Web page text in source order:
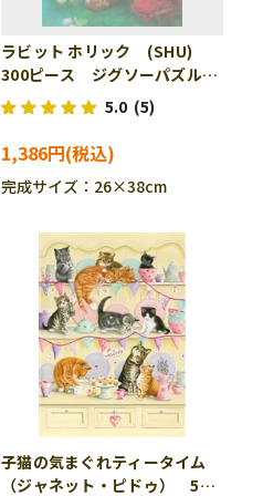
ラビット ホリック (SHU)
300ピース ジグソーパズル
APP-300-318 5.0 (5)
1,386円
完成サイズ：26×38cm
子猫の気まぐれティータイム
（ジャネット・ピドゥ） 500